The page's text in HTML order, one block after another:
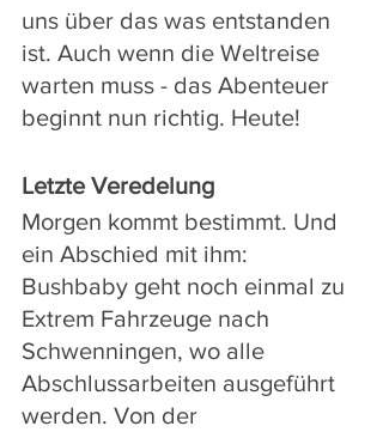
uns über das was entstanden
ist. Auch wenn die Weltreise
warten muss - das Abenteuer
beginnt nun richtig. Heute!
Letzte Veredelung
Morgen kommt bestimmt. Und
ein Abschied mit ihm:
Bushbaby geht noch einmal zu
Extrem Fahrzeuge nach
Schwenningen, wo alle
Abschlussarbeiten ausgeführt
werden. Von der